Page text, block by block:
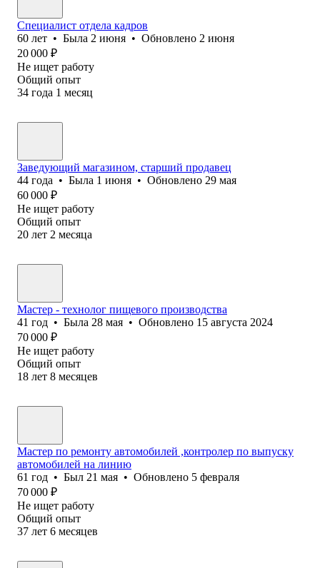
Специалист отдела кадров
60 лет • Была 2 июня • Обновлено 2 июня
20 000 ₽
Не ищет работу
Общий опыт
34 года 1 месяц
Заведующий магазином, старший продавец
44 года • Была 1 июня • Обновлено 29 мая
60 000 ₽
Не ищет работу
Общий опыт
20 лет 2 месяца
Мастер - технолог пищевого производства
41 год • Была 28 мая • Обновлено 15 августа 2024
70 000 ₽
Не ищет работу
Общий опыт
18 лет 8 месяцев
Мастер по ремонту автомобилей ,контролер по выпуску
автомобилей на линию
61 год • Был 21 мая • Обновлено 5 февраля
70 000 ₽
Не ищет работу
Общий опыт
37 лет 6 месяцев